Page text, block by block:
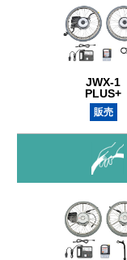
JWX-1
PLUS+
販売